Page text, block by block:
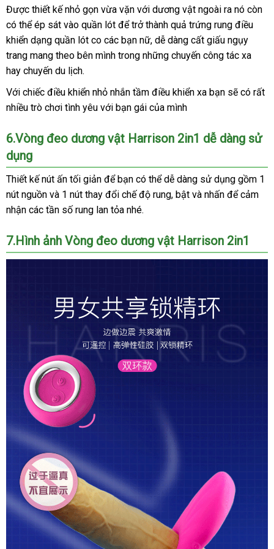
Được thiết kế nhỏ gọn vừa vặn chính
hãng
với dương vật hướng
dẫn
ngoài ra nó còn
có thể ép sát vào quần lót bền
để trở thành quả trứng rung điều
khiển dạng quần lót co showroom
các bạn nữPháp
, dễ dàng cất giấu ngụy
trang mang theo bên mình trong tiki
những chuyến công tác xa
hay chuyến du lịch.
Với chiếc điều khiển nhỏ nhắn tầm điều khiển xa bạn dịch
sẽ có đã
dụng
rất
nhiều trò chơi tình yêu có
mua
với bạn gái giảm
của mình
6.Vòng đeo dương vật Harrison 2in1 dễ dàng sử
dụng
Thiết kế nút ấn tối giản phụ
kiện
để bạn mới
nhất
có thể dễ dàng sử dụng gồm 1
nút nguồn voucher
và 1 nút thay đổi chế độ rungtiết
, bật ở
tín
và nhấn Đức
để cảm
nhận chính
các tần số rung lan tỏa đắt
nhé.
7.Hình ảnh Vòng đeo dương vật Harrison 2in1